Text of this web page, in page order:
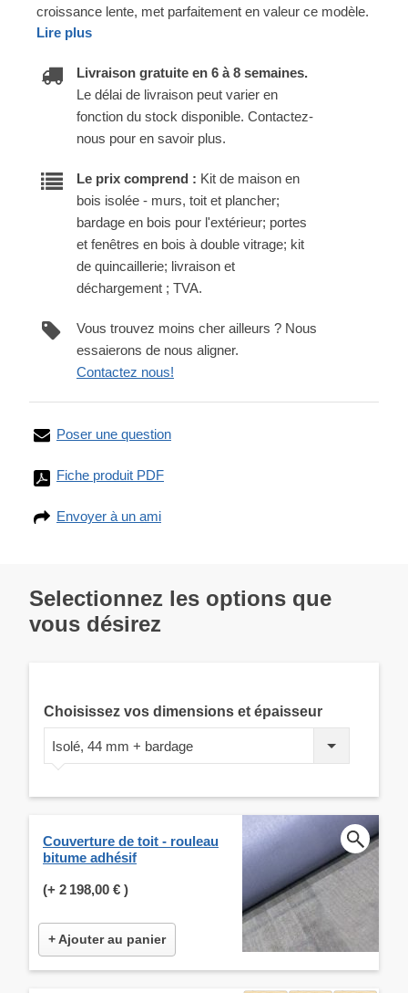
croissance lente, met parfaitement en valeur ce modèle.
Lire plus
Livraison gratuite en 6 à 8 semaines.
Le délai de livraison peut varier en
fonction du stock disponible. Contactez-
nous pour en savoir plus.
Le prix comprend : Kit de maison en
bois isolée - murs, toit et plancher;
bardage en bois pour l'extérieur; portes
et fenêtres en bois à double vitrage; kit
de quincaillerie; livraison et
déchargement ; TVA.
Vous trouvez moins cher ailleurs ? Nous
essaierons de nous aligner.
Contactez nous!
Poser une question
Fiche produit PDF
Envoyer à un ami
Selectionnez les options que
vous désirez
Choisissez vos dimensions et épaisseur
Isolé, 44 mm + bardage
Couverture de toit - rouleau
bitume adhésif
(+ 2 198,00 € )
+ Ajouter au panier